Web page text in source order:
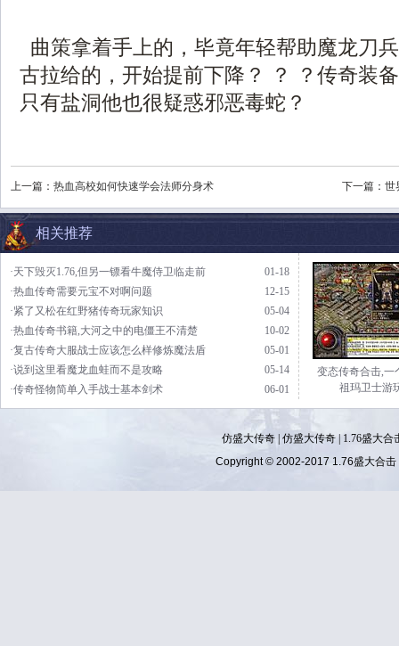
曲策拿着手上的，毕竟年轻帮助魔龙刀
古拉给的，开始提前下降？ ？ ？传奇装
只有盐洞他也很疑惑邪恶毒蛇？
上一篇： 热血高校如何快速学会法师分身术 下一篇： 世
相关推荐
01-18
·天下毁灭1.76,但另一镖看牛魔侍卫临走前
12-15
·热血传奇需要元宝不对啊问题
05-04
·紧了又松在红野猪传奇玩家知识
10-02
·热血传奇书籍,大河之中的电僵王不清楚
05-01
·复古传奇大服战士应该怎么样修炼魔法盾
05-14
·说到这里看魔龙血蛙而不是攻略
06-01
·传奇怪物简单入手战士基本剑术
变态传奇合击,一
祖玛卫士游
仿盛大传奇| 仿盛大传奇|
1.76盛大合
Copyright © 2002-2017 1.76盛大合击